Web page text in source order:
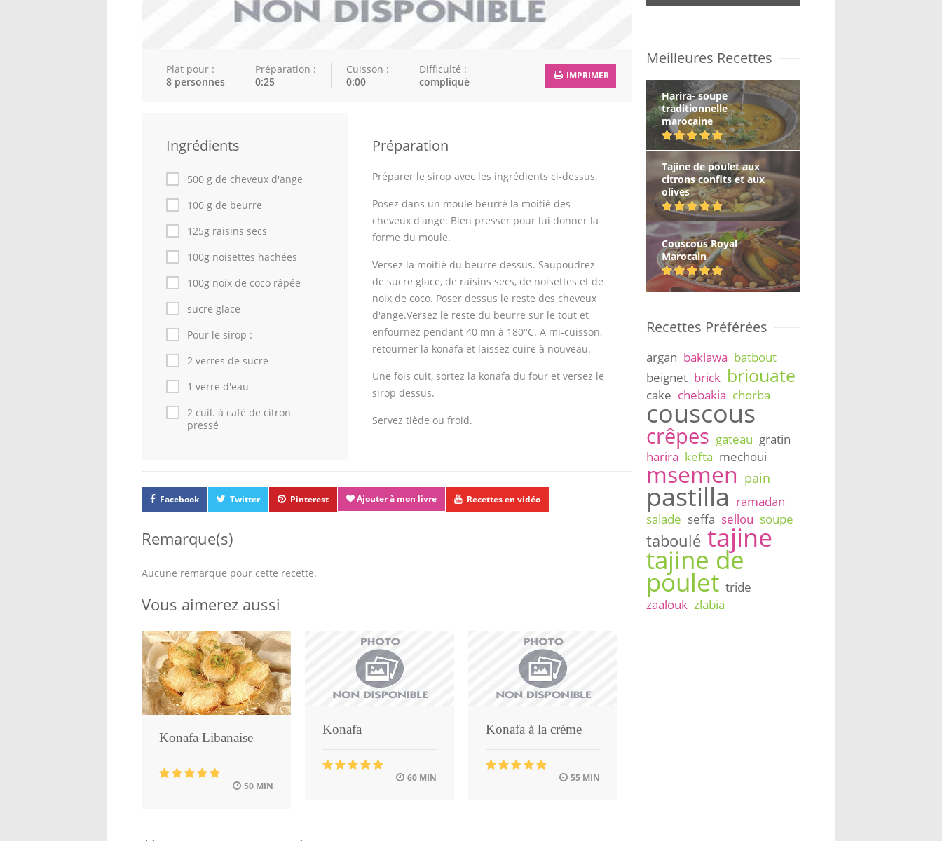
Plat pour :
8 personnes
Préparation :
0:25
Cuisson :
0:00
Difficulté :
compliqué
IMPRIMER
Ingrédients
500 g de cheveux d'ange
100 g de beurre
125g raisins secs
100g noisettes hachées
100g noix de coco râpée
sucre glace
Pour le sirop :
2 verres de sucre
1 verre d'eau
2 cuil. à café de citron
pressé
Préparation
Préparer le sirop avec les ingrédients ci-dessus.
Posez dans un moule beurré la moitié des
cheveux d'ange. Bien presser pour lui donner la
forme du moule.
Versez la moitié du beurre dessus. Saupoudrez
de sucre glace, de raisins secs, de noisettes et de
noix de coco. Poser dessus le reste des cheveux
d'ange.Versez le reste du beurre sur le tout et
enfournez pendant 40 mn à 180°C. A mi-cuisson,
retourner la konafa et laissez cuire à nouveau.
Une fois cuit, sortez la konafa du four et versez le
sirop dessus.
Servez tiède ou froid.
Facebook Twitter Pinterest Ajouter à mon livre Recettes en vidéo
Remarque(s)
Aucune remarque pour cette recette.
Vous aimerez aussi
Konafa Libanaise
50 MIN
Konafa
60 MIN
Konafa à la crème
55 MIN
Meilleures Recettes
Harira- soupe
traditionnelle
marocaine
Tajine de poulet aux
citrons confits et aux
olives
Couscous Royal
Marocain
Recettes Préférées
argan baklawa batbout
beignet brick briouate
cake chebakia chorba
couscous
crêpes gateau gratin
harira kefta mechoui
msemen pain
pastilla ramadan
salade seffa sellou soupe
taboulé tajine
tajine de
poulet tride
zaalouk zlabia